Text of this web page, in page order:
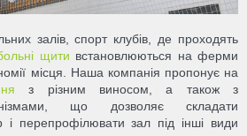
залів, спорт клубів, де проходять
щити встановлюються на ферми
місця. Наша компанія пропонує на
з різним виносом, а також з
що дозволяє складати
і перепрофілювати зал під інші види